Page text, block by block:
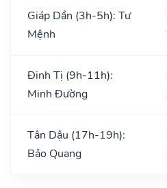
Giáp Dần (3h-5h): Tư
Mệnh
Đinh Tị (9h-11h):
Minh Đường
Tân Dậu (17h-19h):
Bảo Quang